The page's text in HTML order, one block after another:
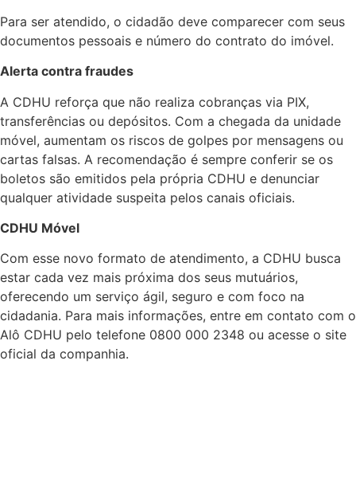
Para ser atendido, o cidadão deve comparecer com seus
documentos pessoais e número do contrato do imóvel.
Alerta contra fraudes
A CDHU reforça que não realiza cobranças via PIX,
transferências ou depósitos. Com a chegada da unidade
móvel, aumentam os riscos de golpes por mensagens ou
cartas falsas. A recomendação é sempre conferir se os
boletos são emitidos pela própria CDHU e denunciar
qualquer atividade suspeita pelos canais oficiais.
CDHU Móvel
Com esse novo formato de atendimento, a CDHU busca
estar cada vez mais próxima dos seus mutuários,
oferecendo um serviço ágil, seguro e com foco na
cidadania. Para mais informações, entre em contato com o
Alô CDHU pelo telefone 0800 000 2348 ou acesse o site
oficial da companhia.